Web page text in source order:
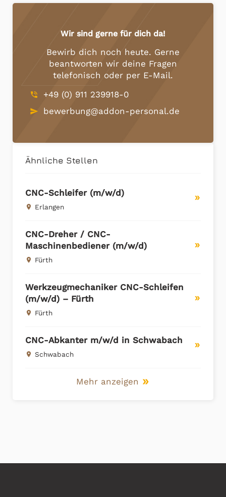
Ähnliche Stellen
CNC-Schleifer (m/w/d)
place Erlangen
double_arrow
CNC-Dreher / CNC-
Maschinenbediener (m/w/d)
place Fürth
double_arrow
Werkzeugmechaniker CNC-Schleifen
(m/w/d) – Fürth
place Fürth
double_arrow
CNC-Abkanter m/w/d in Schwabach
place Schwabach
double_arrow
Mehr anzeigen double_arrow
Wir sind gerne für dich da!
Bewirb dich noch heute. Gerne
beantworten wir deine Fragen
telefonisch oder per E-Mail.
phone_in_talk +49 (0) 911 239918-0
send bewerbung@addon-personal.de